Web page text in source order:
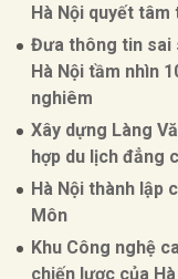
Hà Nội quyết
Đưa thông tin sai
Hà Nội tầm nhìn
nghiêm
Xây dựng Làng
hợp du lịch đẳng
Hà Nội thành lập
Môn
Khu Công nghệ
chiến lược của